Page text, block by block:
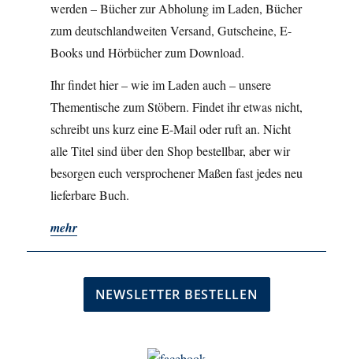
werden – Bücher zur Abholung im Laden, Bücher
zum deutschlandweiten Versand, Gutscheine, E-
Books und Hörbücher zum Download.
Ihr findet hier – wie im Laden auch – unsere
Thementische zum Stöbern. Findet ihr etwas nicht,
schreibt uns kurz eine E-Mail oder ruft an. Nicht
alle Titel sind über den Shop bestellbar, aber wir
besorgen euch versprochener Maßen fast jedes neu
lieferbare Buch.
mehr